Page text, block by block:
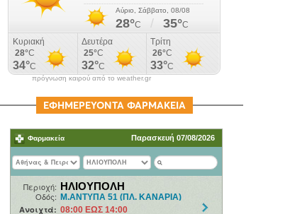
πρόγνωση καιρού από το weather.gr
ΕΦΗΜΕΡΕΥΟΝΤΑ ΦΑΡΜΑΚΕΙΑ